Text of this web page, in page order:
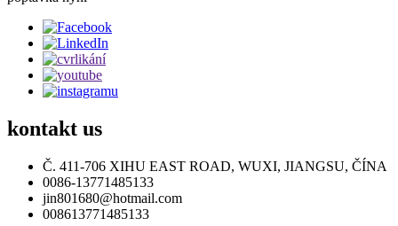
kontakt us
Č. 411-706 XIHU EAST ROAD, WUXI, JIANGSU, ČÍNA
0086-13771485133
jin801680@hotmail.com
008613771485133